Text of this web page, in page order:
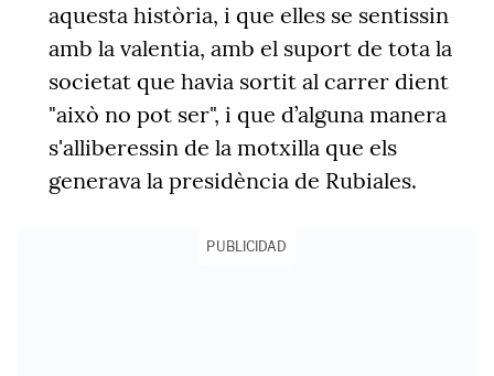
aquesta història, i que elles se sentissin
amb la valentia, amb el suport de tota la
societat que havia sortit al carrer dient
"això no pot ser", i que d’alguna manera
s'alliberessin de la motxilla que els
generava la presidència de Rubiales.
PUBLICIDAD